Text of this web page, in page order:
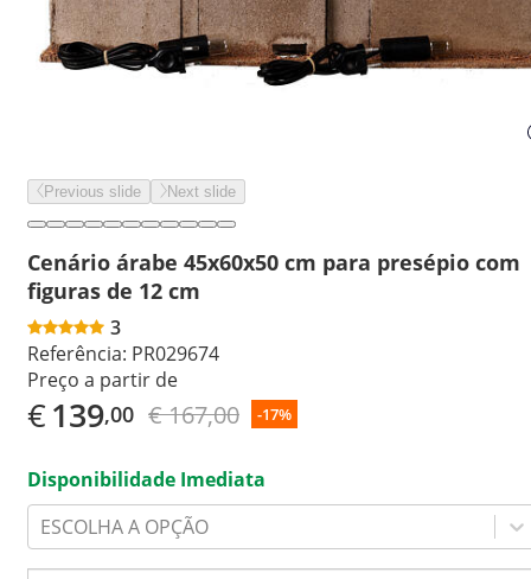
Previous slide Next slide
Cenário árabe 45x60x50 cm para presépio com
figuras de 12 cm
3
Referência: PR029674
Preço a partir de
€139,00 € 167,00 -17%
Disponibilidade Imediata
ESCOLHA A OPÇÃO